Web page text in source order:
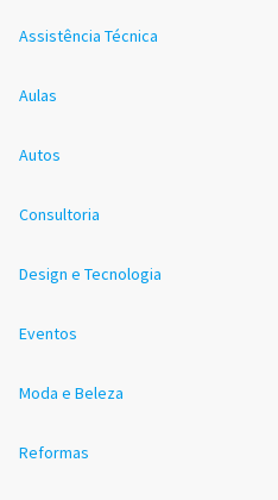
Assistência Técnica
Aulas
Autos
Consultoria
Design e Tecnologia
Eventos
Moda e Beleza
Reformas